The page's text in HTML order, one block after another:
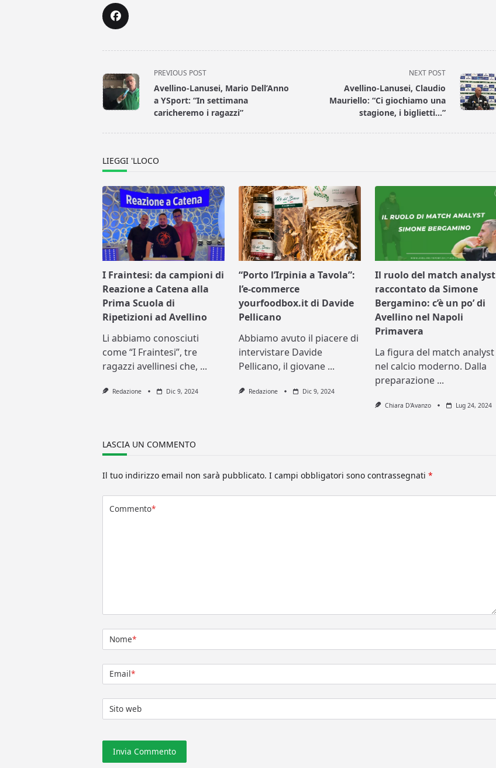
<span
class="nav-
subtitle
screen-
PREVIOUS POST
Avellino-Lanusei, Mario Dell’Anno
a YSport: “In settimana
caricheremo i ragazzi”
NEXT POST
Avellino-Lanusei, Claudio
Mauriello: “Ci giochiamo una
stagione, i biglietti…”
LIEGGI 'LLOCO
I Fraintesi: da campioni di
Reazione a Catena alla
Prima Scuola di
Ripetizioni ad Avellino
Li abbiamo conosciuti
come “I Fraintesi”, tre
ragazzi avellinesi che, ...
Redazione Dic 9, 2024
“Porto l’Irpinia a Tavola”:
l’e-commerce
yourfoodbox.it di Davide
Pellicano
Abbiamo avuto il piacere di
intervistare Davide
Pellicano, il giovane ...
Redazione Dic 9, 2024
Il ruolo del match analyst
raccontato da Simone
Bergamino: c’è un po’ di
Avellino nel Napoli
Primavera
La figura del match analyst
nel calcio moderno. Dalla
preparazione ...
Chiara D'Avanzo Lug 24, 2024
LASCIA UN COMMENTO
Il tuo indirizzo email non sarà pubblicato. I campi obbligatori sono contrassegnati*
Commento*
Nome*
Email*
Sito web